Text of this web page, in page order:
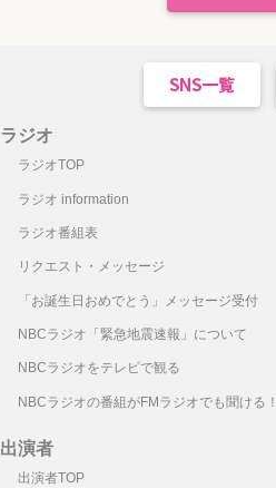
ラジオ
ラジオTOP
ラジオ information
ラジオ番組表
リクエスト・メッセージ
「お誕生日おめでとう」メッセージ受付
NBCラジオ「緊急地震速報」について
NBCラジオをテレビで観る
NBCラジオの番組がFMラジオでも聞ける！
出演者
出演者TOP